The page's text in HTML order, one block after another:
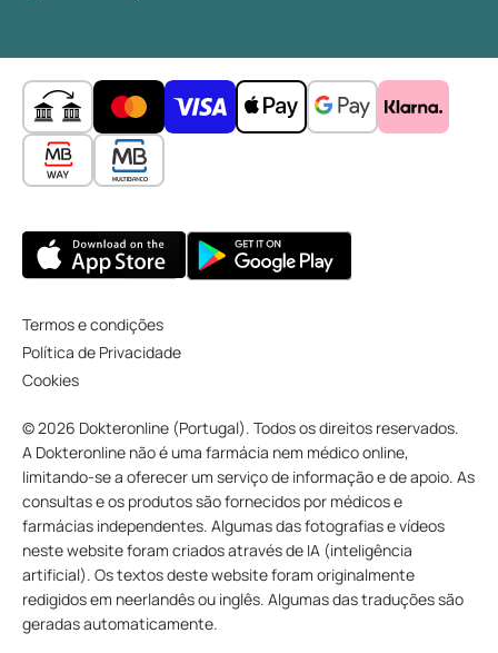
Termos e condições
Política de Privacidade
Cookies
© 2026 Dokteronline (Portugal). Todos os direitos reservados.
A Dokteronline não é uma farmácia nem médico online,
limitando-se a oferecer um serviço de informação e de apoio. As
consultas e os produtos são fornecidos por médicos e
farmácias independentes. Algumas das fotografias e vídeos
neste website foram criados através de IA (inteligência
artificial). Os textos deste website foram originalmente
redigidos em neerlandês ou inglês. Algumas das traduções são
geradas automaticamente.